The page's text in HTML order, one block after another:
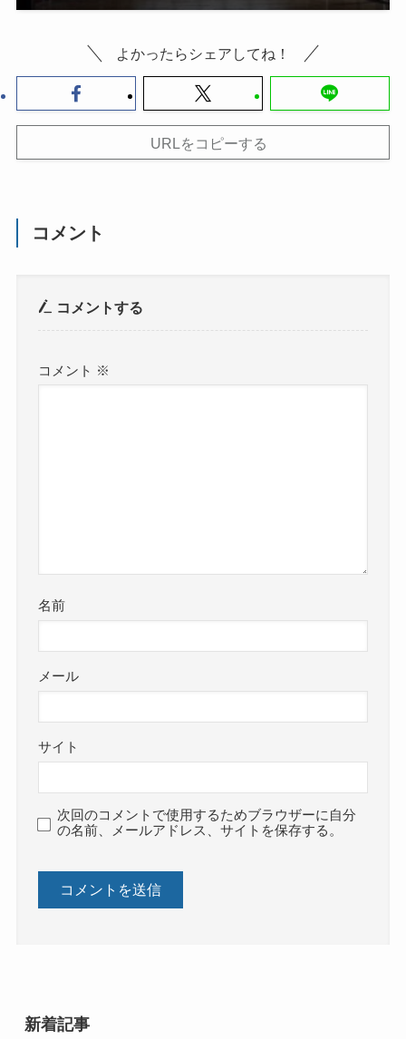
よかったらシェアしてね！
URLをコピーする
コメント
コメントする
コメント ※
名前
メール
サイト
次回のコメントで使用するためブラウザーに自分
の名前、メールアドレス、サイトを保存する。
新着記事